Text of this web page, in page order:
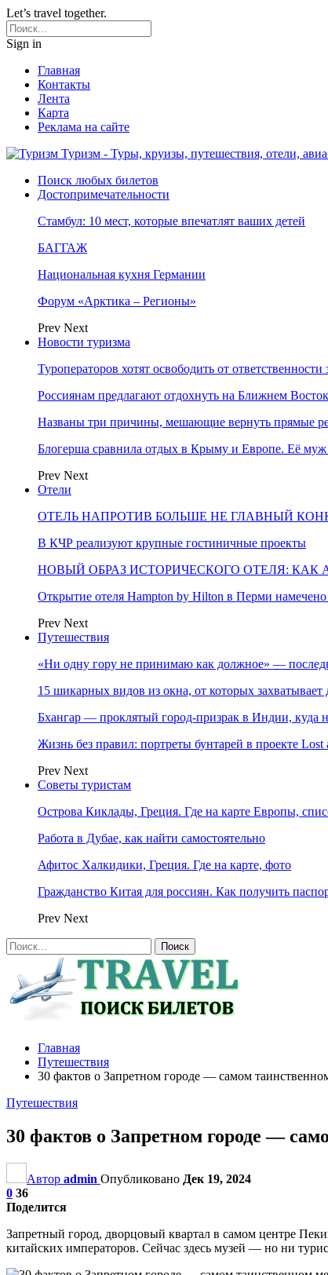
Let’s travel together.
Sign in
Главная
Контакты
Лента
Карта
Реклама на сайте
Туризм - Туры, круизы, путешествия, отели,
Поиск любых билетов
Достопримечательности
Стамбул: 10 мест, которые впечатлят ваших детей
БАГГАЖ
Национальная кухня Германии
Форум «Арктика – Регионы»
Prev Next
Новости туризма
Туроператоров хотят освободить от
Россиянам предлагают отдохнуть на Ближнем
Названы три причины, мешающие вернуть прямые
Блогерша сравнила отдых в Крыму и Европе. Её
Prev Next
Отели
ОТЕЛЬ НАПРОТИВ БОЛЬШЕ НЕ ГЛАВНЫЙ
В КЧР реализуют крупные гостиничные проекты
НОВЫЙ ОБРАЗ ИСТОРИЧЕСКОГО ОТЕЛЯ: КАК
Открытие отеля Hampton by Hilton в Перми намечено
Prev Next
Путешествия
«Ни одну гору не принимаю как должное» —
15 шикарных видов из окна, от которых захватывает
Бхангар — проклятый город-призрак в Индии, куда
Жизнь без правил: портреты бунтарей в проекте Lost
Prev Next
Советы туристам
Острова Киклады, Греция. Где на карте Европы,
Работа в Дубае, как найти самостоятельно
Афитос Халкидики, Греция. Где на карте, фото
Гражданство Китая для россиян. Как получить
Prev Next
Главная
Путешествия
30 фактов о Запретном городе — самом
Путешествия
30 фактов о Запретном городе —
Автор admin Опубликовано Дек 19, 2024
0 36
Поделится
Запретный город, дворцовый квартал в самом центре
китайских императоров. Сейчас здесь музей — но ни